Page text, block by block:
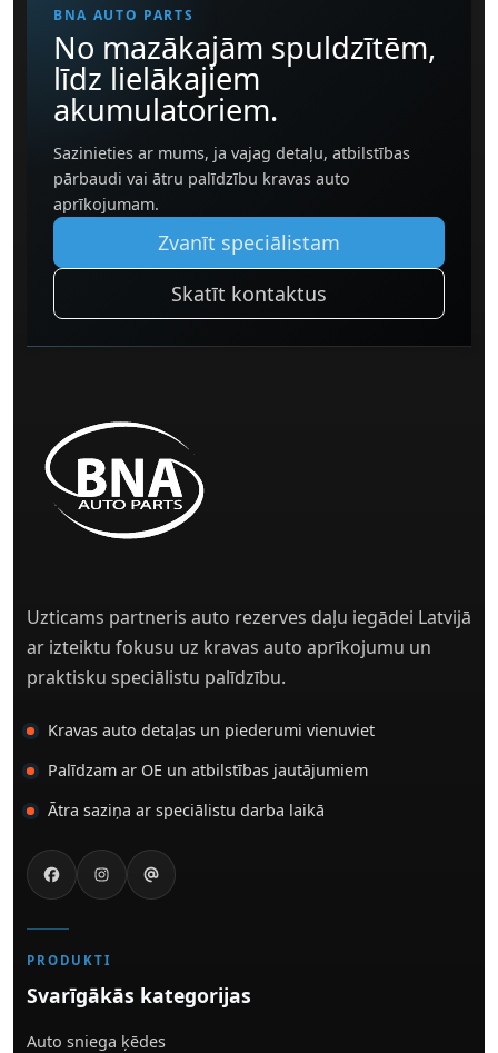
BNA AUTO PARTS
No mazākajām spuldzītēm,
līdz lielākajiem
akumulatoriem.
Sazinieties ar mums, ja vajag detaļu, atbilstības
pārbaudi vai ātru palīdzību kravas auto
aprīkojumam.
Zvanīt speciālistam
Skatīt kontaktus
Uzticams partneris auto rezerves daļu iegādei Latvijā
ar izteiktu fokusu uz kravas auto aprīkojumu un
praktisku speciālistu palīdzību.
Kravas auto detaļas un piederumi vienuviet
Palīdzam ar OE un atbilstības jautājumiem
Ātra saziņa ar speciālistu darba laikā
PRODUKTI
Svarīgākās kategorijas
Auto sniega ķēdes